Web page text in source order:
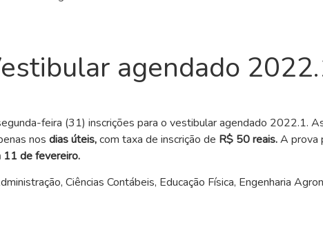
agendado
feira (31) inscrições para o vestibular agendado 2022.1.
nos dias úteis,com taxa de inscrição de R$ 50 reais.A prova
de fevereiro.
Ciências Contábeis, Educação Física, Engenharia